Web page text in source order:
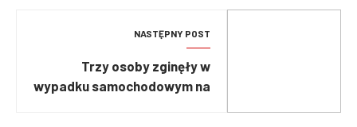
NASTĘPNY POST
Trzy osoby zginęły w
wypadku samochodowym na